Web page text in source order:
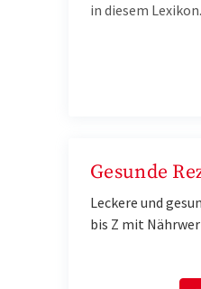
in diesem Lexikon.
Gesunde
Leckere und
bis Z mit